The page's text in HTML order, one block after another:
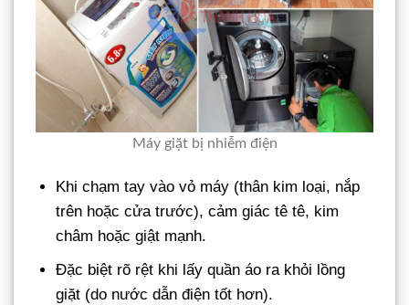
Máy giặt bị nhiễm điện
Khi chạm tay vào vỏ máy (thân kim loại, nắp
trên hoặc cửa trước), cảm giác tê tê, kim
châm hoặc giật mạnh.
Đặc biệt rõ rệt khi lấy quần áo ra khỏi lồng
giặt (do nước dẫn điện tốt hơn).